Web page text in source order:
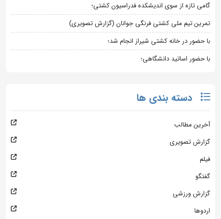
گامی تازه از سوی اندیشکده فدراسیون کشتی؛
تمرین تیم ملی کشتی فرنگی جوانان (گزارش تصویری)
با حضور در خانه کشتی شیراز انجام شد؛
با حضور اساتید دانشگاهی؛
دسته بندی ها
آخرین مطالب
گزارش تصویری
فیلم
گفتگو
گزارش ورزشی
اردوها